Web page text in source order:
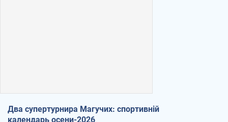
Два супертурнира Магучих: спортивній
календарь осени-2026